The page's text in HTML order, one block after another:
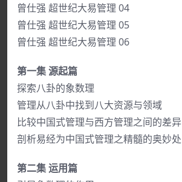
曾仕强 超世纪大易管理 04
曾仕强 超世纪大易管理 05
曾仕强 超世纪大易管理 06
第一集 源起篇
探索八卦的象数理
管理从八卦中找到八大资源与领域
比较中国式管理与西方管理之间的差异
剖析易经为中国式管理之精髓的奥妙处
第二集 运用篇